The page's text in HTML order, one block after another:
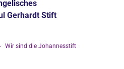
Gerhardt Stift
Wir sind die Johannesstift